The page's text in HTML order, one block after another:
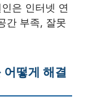
은 인터넷 연
간 부족, 잘못
떻게 해결